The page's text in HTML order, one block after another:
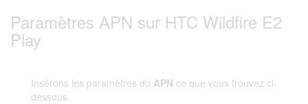
Paramètres APN sur HTC Wildfire E2
Play
Insérons les paramètres du APN ce que vous trouvez ci-
dessous.